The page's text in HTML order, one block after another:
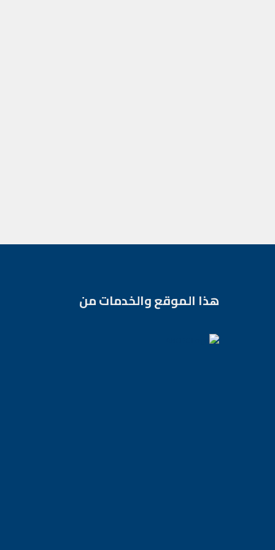
هذا الموقع والخدمات من